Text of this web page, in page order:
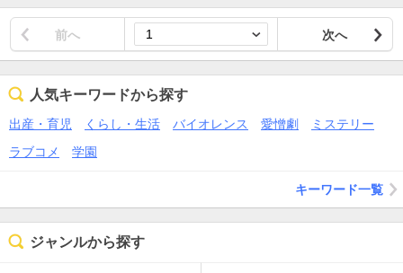
前へ 次へ
人気キーワードから探す
出産・育児 くらし・生活 バイオレンス 愛憎劇
ミステリー
ラブコメ
学園
キーワード一覧
ジャンルから探す